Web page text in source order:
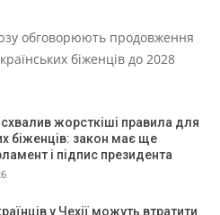
обговорюють продовження
біженців до 2028
схвалив жорсткіші правила для
біженців: закон має ще
і підпис президента
у Чехії можуть втратити